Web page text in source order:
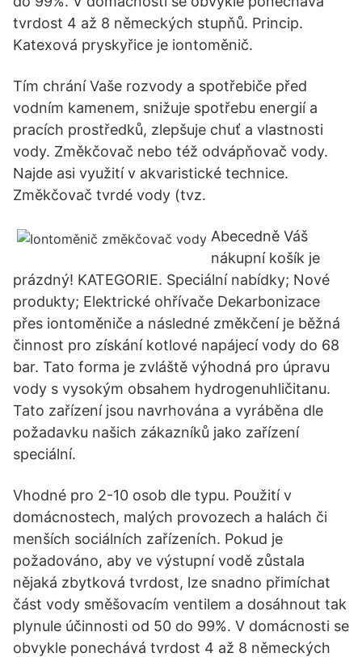
tvrdost 4 až 8 německých stupňů. Princip.
Katexová pryskyřice je iontoměnič.
Tím chrání Vaše rozvody a spotřebiče před
vodním kamenem, snižuje spotřebu energií a
pracích prostředků, zlepšuje chuť a vlastnosti
vody. Změkčovač nebo též odvápňovač vody.
Najde asi využití v akvaristické technice.
Změkčovač tvrdé vody (tvz.
Abecedně Váš
nákupní košík je
prázdný! KATEGORIE. Speciální nabídky; Nové
produkty; Elektrické ohřívače Dekarbonizace
přes iontoměniče a následné změkčení je běžná
činnost pro získání kotlové napájecí vody do 68
bar. Tato forma je zvláště výhodná pro úpravu
vody s vysokým obsahem hydrogenuhličitanu.
Tato zařízení jsou navrhována a vyráběna dle
požadavku našich zákazníků jako zařízení
speciální.
Vhodné pro 2-10 osob dle typu. Použití v
domácnostech, malých provozech a halách či
menších sociálních zařízeních. Pokud je
požadováno, aby ve výstupní vodě zůstala
nějaká zbytková tvrdost, lze snadno přimíchat
část vody směšovacím ventilem a dosáhnout tak
plynule účinnosti od 50 do 99%. V domácnosti se
obvykle ponechává tvrdost 4 až 8 německých